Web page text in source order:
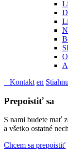
Kontakt en
Prepoistiť sa
S nami budete mať
a všetko ostatné
Chcem sa prepoistiť